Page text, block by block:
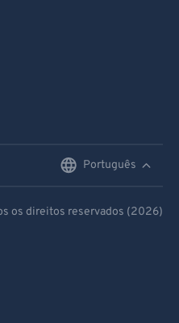
Português
os direitos reservados (2026)